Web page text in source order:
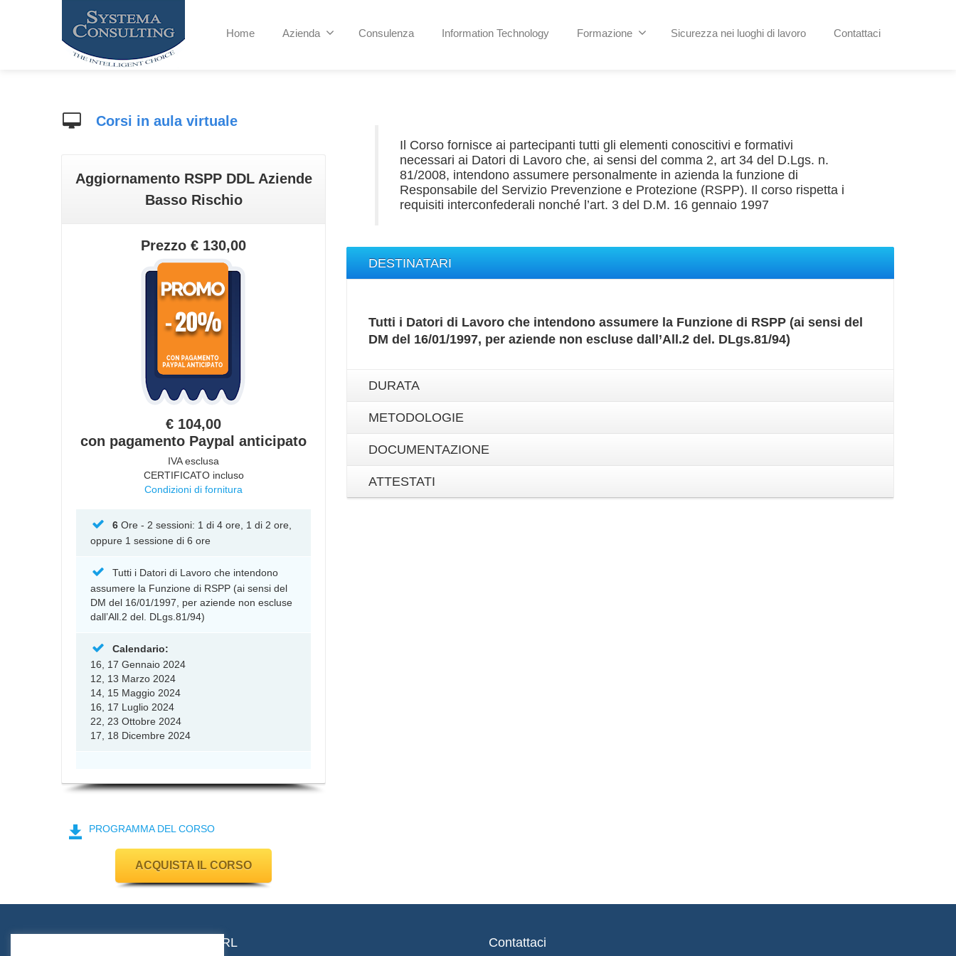
Home Azienda Consulenza Information Technology Formazione Sicurezza nei luoghi di lavoro Contattaci
Corsi in aula virtuale
Aggiornamento RSPP DDL Aziende
Basso Rischio
Prezzo € 130,00
€ 104,00
con pagamento Paypal anticipato
IVA esclusa
CERTIFICATO incluso
Condizioni di fornitura
6 Ore - 2 sessioni: 1 di 4 ore, 1 di 2 ore,
oppure 1 sessione di 6 ore
Tutti i Datori di Lavoro che intendono
assumere la Funzione di RSPP (ai sensi del
DM del 16/01/1997, per aziende non escluse
dall’All.2 del. DLgs.81/94)
Calendario:
16, 17 Gennaio 2024
12, 13 Marzo 2024
14, 15 Maggio 2024
16, 17 Luglio 2024
22, 23 Ottobre 2024
17, 18 Dicembre 2024
PROGRAMMA DEL CORSO
ACQUISTA IL CORSO
Il Corso fornisce ai partecipanti tutti gli elementi conoscitivi e formativi
necessari ai Datori di Lavoro che, ai sensi del comma 2, art 34 del D.Lgs. n.
81/2008, intendono assumere personalmente in azienda la funzione di
Responsabile del Servizio Prevenzione e Protezione (RSPP). Il corso rispetta i
requisiti interconfederali nonché l’art. 3 del D.M. 16 gennaio 1997
DESTINATARI
Tutti i Datori di Lavoro che intendono assumere la Funzione di RSPP (ai sensi del
DM del 16/01/1997, per aziende non escluse dall’All.2 del. DLgs.81/94)
DURATA
METODOLOGIE
DOCUMENTAZIONE
ATTESTATI
SYSTEMA CONSULTING SRL Contattaci